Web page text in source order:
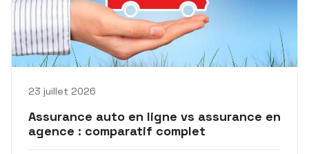
23 juillet 2026
Assurance auto en ligne vs assurance en
agence : comparatif complet